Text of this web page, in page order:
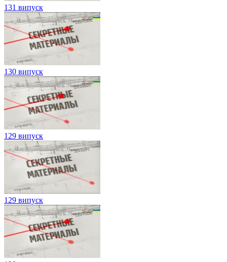
131 випуск
130 випуск
129 випуск
129 випуск